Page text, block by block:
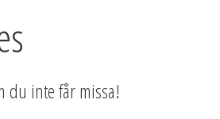
du inte får missa!